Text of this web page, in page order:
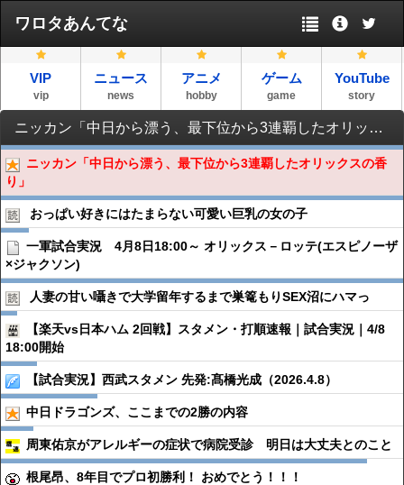
ワロタあんてな
VIP
vip
ニュース
news
アニメ
hobby
ゲーム
game
YouTube
story
ニッカン「中日から漂う、最下位から3連覇したオリックスの香り」
ニッカン「中日から漂う、最下位から3連覇したオリックスの香
り」
おっぱい好きにはたまらない可愛い巨乳の女の子
一軍試合実況 4月8日18:00～ オリックス－ロッテ(エスピノーザ
×ジャクソン)
人妻の甘い囁きで大学留年するまで巣篭もりSEX沼にハマっ
【楽天vs日本ハム 2回戦】スタメン・打順速報｜試合実況｜4/8
18:00開始
【試合実況】西武スタメン 先発:髙橋光成（2026.4.8）
中日ドラゴンズ、ここまでの2勝の内容
周東佑京がアレルギーの症状で病院受診 明日は大丈夫とのこと
根尾昂、8年目でプロ初勝利！ おめでとう！！！